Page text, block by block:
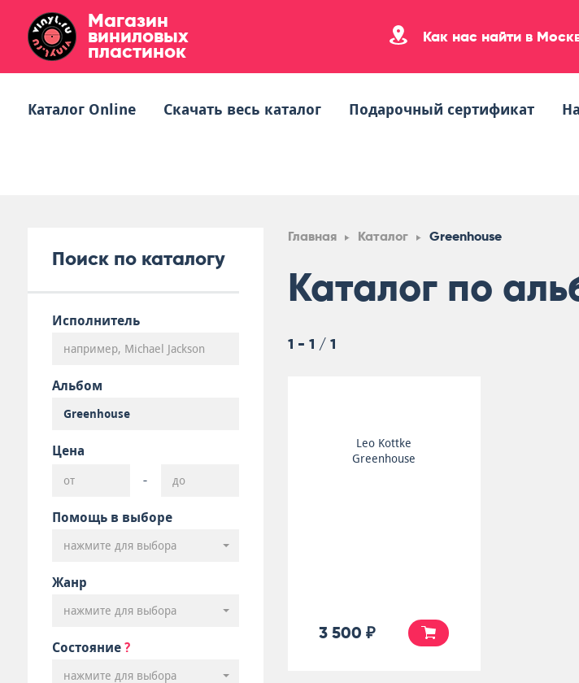
Магазин
виниловых
пластинок
Как нас найти в
Каталог Online Скачать весь каталог Подарочный сертификат
Поиск по каталогу
Исполнитель
Альбом
Цена
-
Помощь в выборе
нажмите для выбора
Жанр
нажмите для выбора
Состояние ?
нажмите для выбора
Главная Каталог Greenhouse
Каталог по
1 - 1 / 1
Leo Kottke
Greenhouse
3 500 ₽